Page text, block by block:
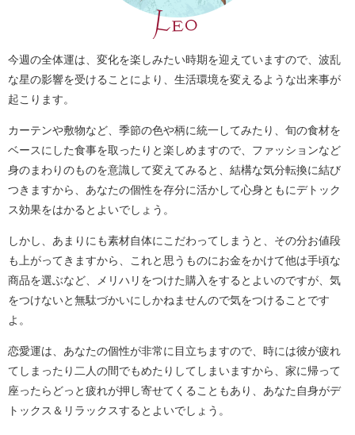
今週の全体運は、変化を楽しみたい時期を迎えていますので、波乱
な星の影響を受けることにより、生活環境を変えるような出来事が
起こります。
カーテンや敷物など、季節の色や柄に統一してみたり、旬の食材を
ベースにした食事を取ったりと楽しめますので、ファッションなど
身のまわりのものを意識して変えてみると、結構な気分転換に結び
つきますから、あなたの個性を存分に活かして心身ともにデトック
ス効果をはかるとよいでしょう。
しかし、あまりにも素材自体にこだわってしまうと、その分お値段
も上がってきますから、これと思うものにお金をかけて他は手頃な
商品を選ぶなど、メリハリをつけた購入をするとよいのですが、気
をつけないと無駄づかいにしかねませんので気をつけることです
よ。
恋愛運は、あなたの個性が非常に目立ちますので、時には彼が疲れ
てしまったり二人の間でもめたりしてしまいますから、家に帰って
座ったらどっと疲れが押し寄せてくることもあり、あなた自身がデ
トックス＆リラックスするとよいでしょう。